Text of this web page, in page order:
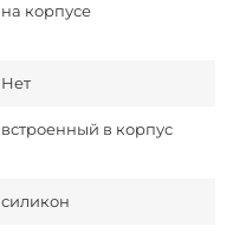
на корпусе
Нет
встроенный в корпус
силикон